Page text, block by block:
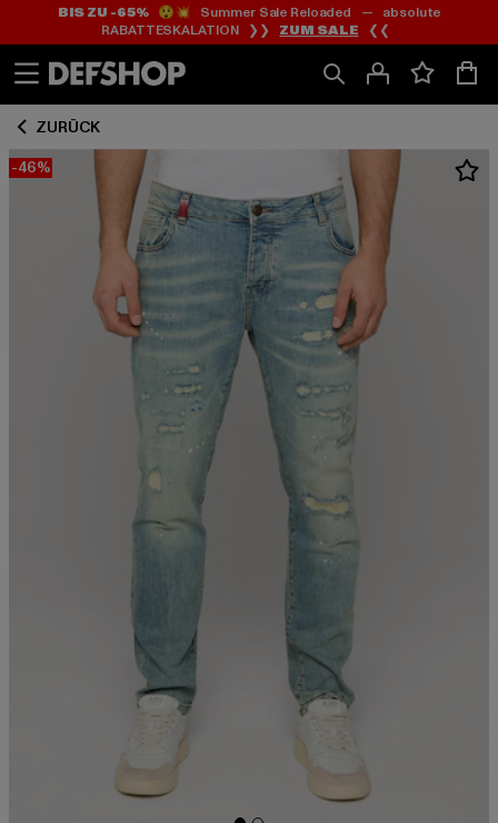
Zum
Inhalt
springen
Zum
Fußzeile
springen
BIS ZU -65%😲💥 Summer Sale Reloaded — absolute
RABATTESKALATION ❯❯ ZUM SALE ❮❮
ZURÜCK
-46%